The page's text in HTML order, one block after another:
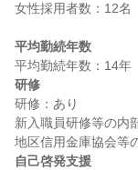
女性採用者数：12名
平均勤続年数
研修
研修：あり
新入職員研修等の内
自己啓発支援